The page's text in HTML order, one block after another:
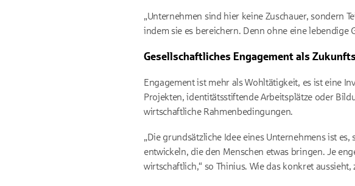
„Unternehmen sind hier keine Zuschauer, sondern
indem sie es bereichern. Denn ohne eine lebendige
Gesellschaftliches Engagement als
Engagement ist mehr als Wohltätigkeit, es ist eine
Projekten, identitätsstiftende Arbeitsplätze oder
wirtschaftliche Rahmenbedingungen.
„Die grundsätzliche Idee eines Unternehmens ist
entwickeln, die den Menschen etwas bringen. Je
wirtschaftlich,“ so Thinius. Wie das konkret